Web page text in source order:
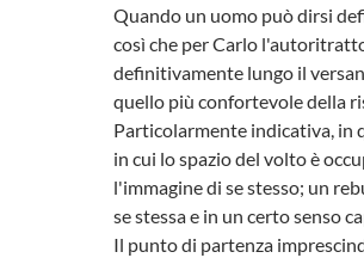
Quando un uomo può dirsi
così che per Carlo
definitivamente lungo il
quello più confortevole della
Particolarmente indicativa, in
in cui lo spazio del volto è
l'immagine di se stesso; un
se stessa e in un certo senso
Il punto di partenza